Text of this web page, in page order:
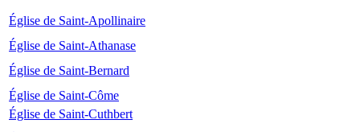
Église de Saint-Apollinaire
Église de Saint-Athanase
Église de Saint-Bernard
Église de Saint-Côme
Église de Saint-Cuthbert